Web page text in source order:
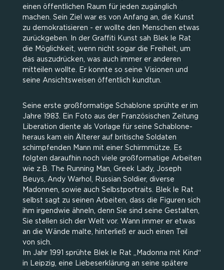
einen öffentlichen Raum für jeden zugänglich
machen. Sein Ziel war es von Anfang an, die Kunst
zu demokratisieren - er wollte den Menschen etwas
zurückgeben. In der Graffiti Kunst sah Blek le Rat
die Möglichkeit, wenn nicht sogar die Freiheit, um
das auszudrücken, was auch immer er anderen
mitteilen wollte. Er konnte so seine Visionen und
seine Ansichtsweisen öffentlich kundtun.
Seine erste großformatige Schablone sprühte er im
Jahre 1983. Ein Foto aus der Französischen Zeitung
Liberation diente als Vorlage für seine Schablone-
heraus kam ein Älterer auf britische Soldaten
schimpfenden Mann mit einer Schirmmütze. Es
folgten daraufhin noch viele großformatige Arbeiten
wie z.B. The Running Man, Greek Lady, Joseph
Beuys, Andy Warhol, Russian Soldier, diverse
Madonnen, sowie auch Selbstportraits. Blek le Rat
selbst sagt zu seinen Arbeiten, dass die Figuren sich
ihm irgendwie ähneln, denn Sie sind seine Gestalten,
Sie stellen sich der Welt vor. Wann immer er etwas
an die Wände malte, hinterließ er auch einen Teil
von sich.
Im Jahr 1991 sprühte Blek le Rat „Madonna mit Kind“
in Leipzig, eine Liebeserklärung an seine spätere